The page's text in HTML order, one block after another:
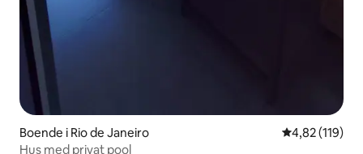
Boende i Rio de Janeiro 4,82 av 5 i
4,82 (119)
Hus med privat pool